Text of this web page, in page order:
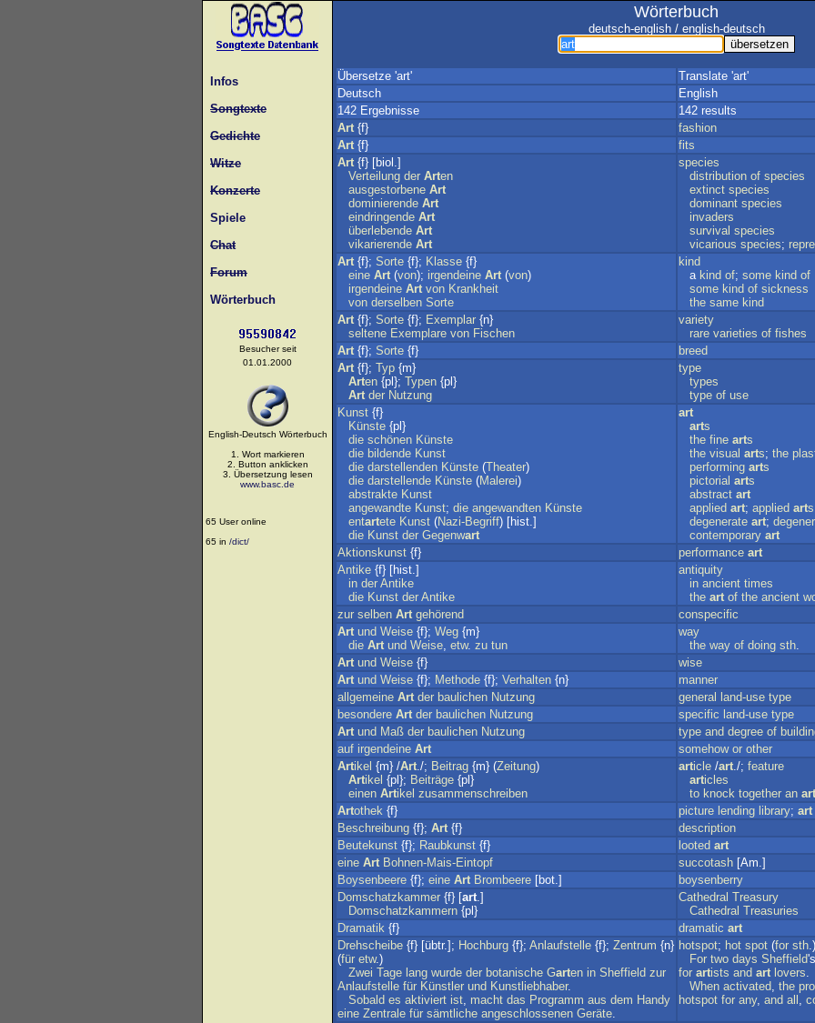
Infos
Songtexte
Gedichte
Witze
Konzerte
Spiele
Chat
Forum
Wörterbuch
Besucher seit
01.01.2000
English-Deutsch Wörterbuch
1. Wort markieren
2. Button anklicken
3. Übersetzung lesen
www.basc.de
65 User online
65 in /dict/
Wörterbuch
deutsch-english / english-deutsch
Übersetze 'art'
Translate 'art'
Deutsch
English
142 Ergebnisse
142 results
Art {f}
fashion
Art {f}
fits
Art {f} [biol.]
Verteilung der Arten
ausgestorbene Art
dominierende Art
eindringende Art
überlebende Art
vikarierende Art
species
distribution of species
extinct species
dominant species
invaders
survival species
vicarious species;
Art {f}; Sorte {f}; Klasse {f}
eine Art (von); irgendeine Art (von)
irgendeine Art von Krankheit
von derselben Sorte
kind
a kind of; some kind of
some kind of sickness
the same kind
Art {f}; Sorte {f}; Exemplar {n}
seltene Exemplare von Fischen
variety
rare varieties of fishes
Art {f}; Sorte {f}
breed
Art {f}; Typ {m}
Arten {pl}; Typen {pl}
Art der Nutzung
type
types
type of use
Kunst {f}
Künste {pl}
die schönen Künste
die bildende Kunst
die darstellenden Künste (Theater)
die darstellende Künste (Malerei)
abstrakte Kunst
angewandte Kunst; die angewandten Künste
entartete Kunst (Nazi-Begriff) [hist.]
die Kunst der Gegenwart
art
arts
the fine arts
the visual arts; the
performing arts
pictorial arts
abstract art
applied art; applied arts
degenerate art;
contemporary art
Aktionskunst {f} performance art
Antike {f} [hist.]
in der Antike
die Kunst der Antike
antiquity
in ancient times
the art of the ancient
zur selben Art gehörend
conspecific
Art und Weise {f}; Weg {m}
die Art und Weise, etw. zu tun
way
the way of doing sth.
Art und Weise {f}
wise
Art und Weise {f}; Methode {f}; Verhalten {n}
manner
allgemeine Art der baulichen Nutzung general land-use type
besondere Art der baulichen Nutzung specific land-use type
Art und Maß der baulichen Nutzung type and degree of
auf irgendeine Art somehow or other
Artikel {m} /Art./; Beitrag {m} (Zeitung)
Artikel {pl}; Beiträge {pl}
einen Artikel zusammenschreiben
article /art./; feature
articles
to knock together an art
Artothek {f} picture lending library; art
Beschreibung {f}; Art {f}
description
Beutekunst {f}; Raubkunst {f} looted art
eine Art Bohnen-Mais-Eintopf succotash [Am.]
Boysenbeere {f}; eine Art Brombeere [bot.]
boysenberry
Domschatzkammer {f} [art.]
Domschatzkammern {pl}
Cathedral Treasury
Cathedral Treasuries
Dramatik {f} dramatic art
Drehscheibe {f} [übtr.]; Hochburg {f}; Anlaufstelle {f}; Zentrum {n}
(für etw.)
Zwei Tage lang wurde der botanische Garten in Sheffield zur
Anlaufstelle für Künstler und Kunstliebhaber.
Sobald es aktiviert ist, macht das Programm aus dem Handy
eine Zentrale für sämtliche angeschlossenen Geräte.
hotspot; hot spot (for sth.)
For two days Sheffield's
for artists and art lovers.
When activated, the
hotspot for any, and all ,